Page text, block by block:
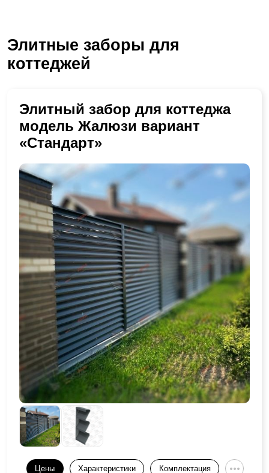
Элитные заборы для
коттеджей
Элитный забор для коттеджа
модель Жалюзи вариант
«Стандарт»
Цены Характеристики Комплектация